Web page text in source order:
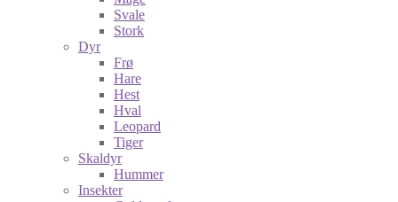
Svale
Stork
Dyr
Frø
Hare
Hest
Hval
Leopard
Tiger
Skaldyr
Hummer
Insekter